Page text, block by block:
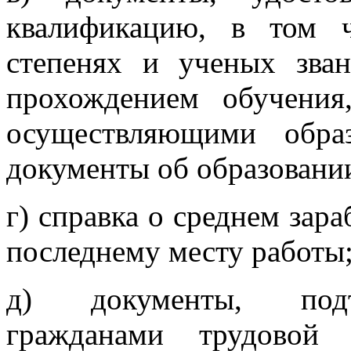
квалификацию, в том
степенях и ученых
прохождением
осуществляющими
документы об
г) справка о среднем
последнему месту
д) документы,
гражданами